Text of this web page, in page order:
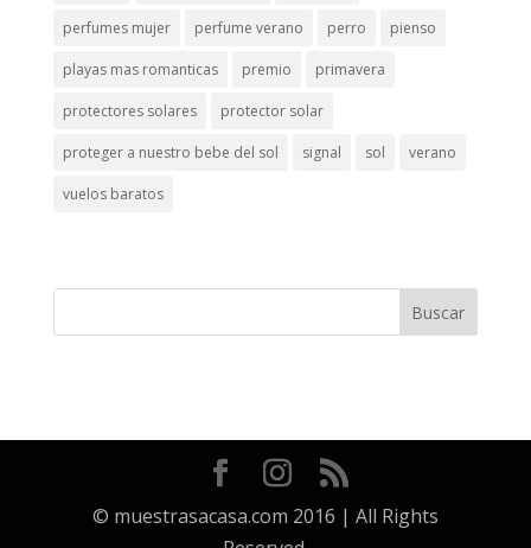
perfumes mujer perfume verano perro pienso
playas mas romanticas premio primavera
protectores solares protector solar
proteger a nuestro bebe del sol signal sol verano
vuelos baratos
© muestrasacasa.com 2016 | All Rights